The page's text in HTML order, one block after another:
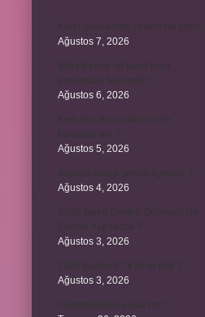
Ağustos 7, 2026
Ağustos 6, 2026
Ağustos 5, 2026
Ağustos 4, 2026
Ağustos 3, 2026
Ağustos 3, 2026